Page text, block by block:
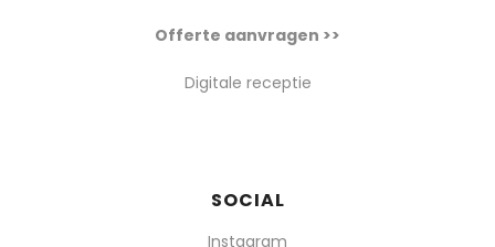
Offerte aanvragen >>
Digitale receptie
SOCIAL
Instagram